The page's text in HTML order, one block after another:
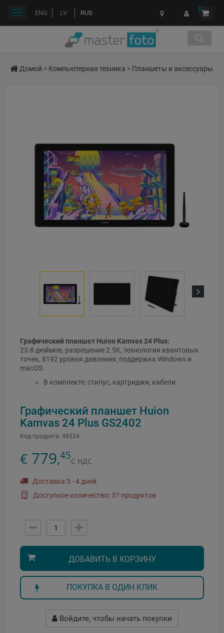
ENG LV RUS 0
Переключить
Домой > Компьютерная техника > Планшеты и аксессуары
Графический планшет Huion Kamvas 24 Plus:
23.8 дюймов, разрешение 2.5K, технология квантовых
точек, 8192 уровня давления, поддержка Windows и
macOS.
В комплекте: стилус, картриджи, кабели.
Графический планшет Huion
Kamvas 24 Plus GS2402
Код продукта: 48534
€ 779,45С НДС
Доставка 3 - 4 дней
Доступное количество: 37 продуктов
ДОБАВИТЬ В КОРЗИНУ
ПОКУПКА В ОДИН КЛИК
Войдите, чтобы начать покупки